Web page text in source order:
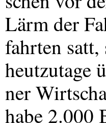
Lärm der
fahrten satt,
heutzutage
ner
habe 2.000